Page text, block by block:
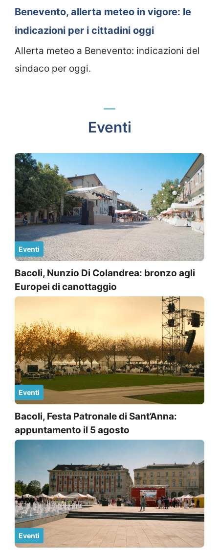
Benevento, allerta meteo in vigore: le
indicazioni per i cittadini oggi
Allerta meteo a Benevento: indicazioni del
sindaco per oggi.
Eventi
Eventi
Bacoli, Nunzio Di Colandrea: bronzo agli
Europei di canottaggio
Eventi
Bacoli, Festa Patronale di Sant’Anna:
appuntamento il 5 agosto
Eventi